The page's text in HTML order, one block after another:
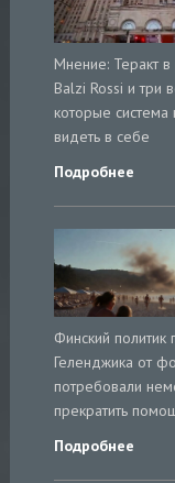
Мнение: Теракт в
Balzi Rossi и три
которые
видеть в себе
Подробнее
Финский политик
Геленджика от
потребовали
прекратить
Подробнее